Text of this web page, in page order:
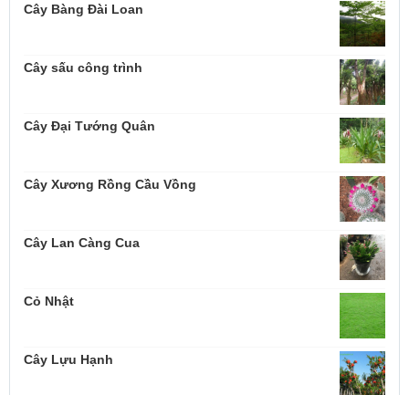
Cây Bàng Đài Loan
Cây sấu công trình
Cây Đại Tướng Quân
Cây Xương Rồng Cầu Vồng
Cây Lan Càng Cua
Cỏ Nhật
Cây Lựu Hạnh